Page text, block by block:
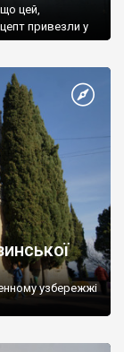
цей,
привезли у
узбережжі